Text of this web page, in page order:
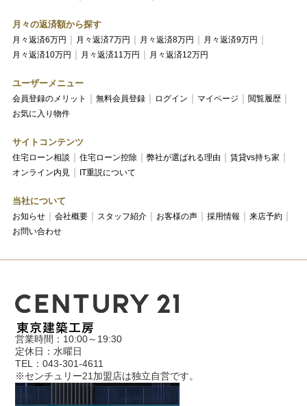
月々の返済額から探す
月々返済6万円 月々返済7万円 月々返済8万円
月々返済9万円
月々返済10万円
月々返済11万円 月々返済12万円
ユーザーメニュー
会員登録のメリット 無料会員登録 ログイン マイページ
閲覧履歴
お気に入り物件
サイトコンテンツ
住宅ローン相談 住宅ローン控除 弊社が選ばれる理由
賃貸vs持ち家
オンライン内見
IT重説について
当社について
お知らせ 会社概要 スタッフ紹介 お客様の声 採用情報
来店予約
お問い合わせ
営業時間：10:00～19:30
定休日：水曜日
TEL：043-301-4611
※センチュリー21加盟店は独立自営です。